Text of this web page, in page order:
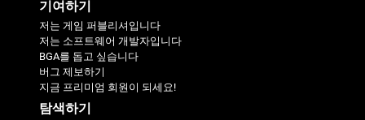
기여하기
저는 게임 퍼블리셔입니다
저는 소프트웨어 개발자입니다
BGA를 돕고 싶습니다
버그 제보하기
지금 프리미엄 회원이 되세요!
탐색하기